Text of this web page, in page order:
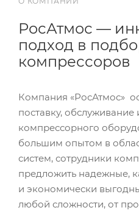
РосАтмос —
подход в
компрессоров
Компания «РосАтмос»
поставку, обслуживание
компрессорного
большим опытом в
систем, сотрудники
предложить надежные,
и экономически
любой сложности, от